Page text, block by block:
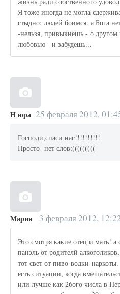
Я тоже иногда не могла
стыдно: людей боимся. а Бога
-нельзя, привыкнешь - о другом
любовью - и забудешь...
Н юра 25 февраля 2012,
Господи,спаси нас!!!!!!!!!!
Просто- нет слов:(((((((((
Мария 3 февраля 2012,
Это смотря какие отец и мать! а
панэль от родителй
тот свет от пиво-водки-наркоты.
есть ситуации, когда
или лучше как 26ого числа в